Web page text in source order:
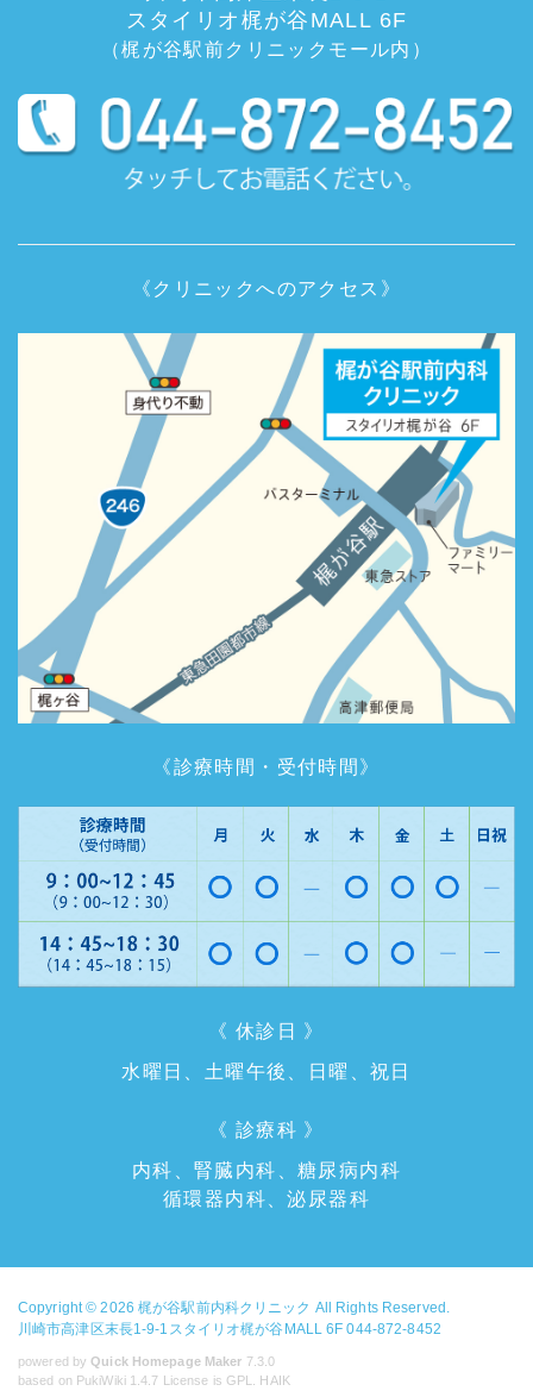
スタイリオ梶が谷MALL 6F
（梶が谷駅前クリニックモール内）
《クリニックへのアクセス》
《診療時間・受付時間》
《 休診日 》
水曜日、土曜午後、日曜、祝日
《 診療科 》
内科、腎臓内科、糖尿病内科
循環器内科、泌尿器科
Copyright © 2026梶が谷駅前内科クリニック All Rights Reserved.
川崎市高津区末長1-9-1スタイリオ梶が谷MALL 6F 044-872-8452
powered byQuick Homepage Maker 7.3.0
based on PukiWiki 1.4.7 License is GPL. HAIK